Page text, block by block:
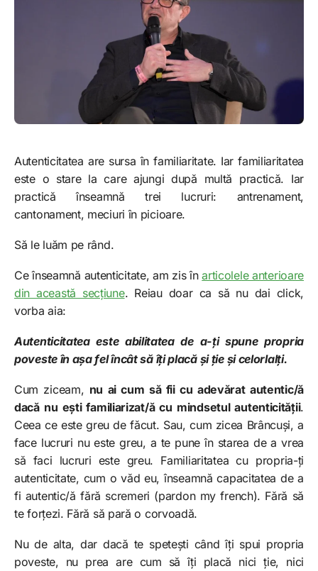
Autenticitatea are sursa în familiaritate. Iar familiaritatea
este o stare la care ajungi după multă practică. Iar
practică înseamnă trei lucruri: antrenament,
cantonament, meciuri în picioare.
Să le luăm pe rând.
Ce înseamnă autenticitate, am zis înarticolele anterioare
din această secțiune. Reiau doar ca să nu dai click,
vorba aia:
Autenticitatea este abilitatea de a-ți spune propria
poveste în așa fel încât să îți placă și ție și celorlalți.
Cum ziceam, nu ai cum să fii cu adevărat autentic/ă
dacă nu ești familiarizat/ă cu mindsetul autenticității.
Ceea ce este greu de făcut. Sau, cum zicea Brâncuși, a
face lucruri nu este greu, a te pune în starea de a vrea
să faci lucruri este greu. Familiaritatea cu propria-ți
autenticitate, cum o văd eu, înseamnă capacitatea de a
fi autentic/ă fără scremeri (pardon my french). Fără să
te forțezi. Fără să pară o corvoadă.
Nu de alta, dar dacă te spetești când îți spui propria
poveste, nu prea are cum să îți placă nici ție, nici